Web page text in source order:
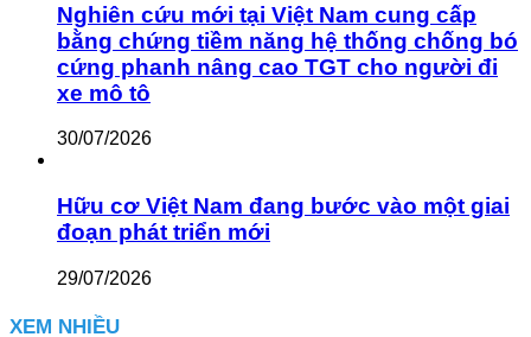
Nghiên cứu mới tại Việt Nam cung cấp
bằng chứng tiềm năng hệ thống chống bó
cứng phanh nâng cao TGT cho người đi
xe mô tô
30/07/2026
Hữu cơ Việt Nam đang bước vào một giai
đoạn phát triển mới
29/07/2026
XEM NHIỀU